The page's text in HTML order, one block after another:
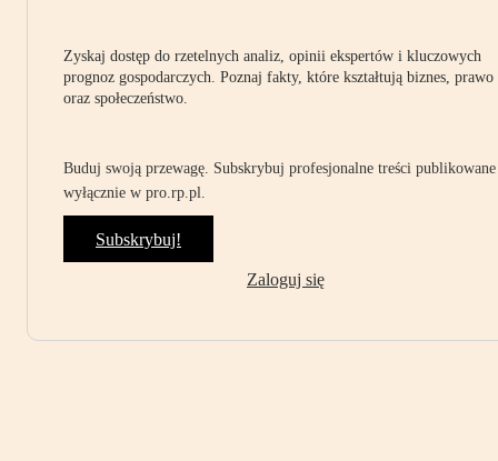
Zyskaj dostęp do rzetelnych analiz, opinii ekspertów i kluczowych
prognoz gospodarczych. Poznaj fakty, które kształtują biznes, prawo
oraz społeczeństwo.
Buduj swoją przewagę. Subskrybuj profesjonalne treści publikowane
wyłącznie w pro.rp.pl.
Subskrybuj!
Zaloguj się